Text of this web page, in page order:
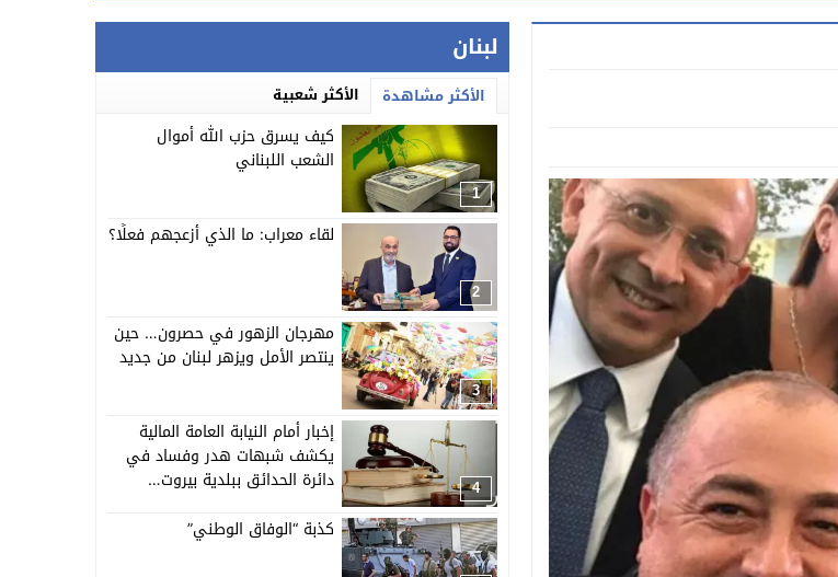
لبنان
الأكثر مشاهدة الأكثر شعبية
1
كيف يسرق حزب الله أموال
الشعب اللبناني
2
لقاء معراب: ما الذي أزعجهم فعلًا؟
3
مهرجان الزهور في حصرون… حين
ينتصر الأمل ويزهر لبنان من جديد
4
إخبار أمام النيابة العامة المالية
يكشف شبهات هدر وفساد في
دائرة الحدائق ببلدية بيروت…
كذبة “الوفاق الوطني”